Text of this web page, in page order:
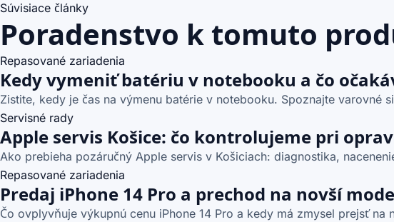
Súvisiace články
Poradenstvo k tomuto
Repasované zariadenia
Kedy vymeniť batériu v notebooku a čo
Zistite, kedy je čas na výmenu batérie v notebooku. Spoznajte varovné
Servisné rady
Apple servis Košice: čo kontrolujeme pri
Ako prebieha pozáručný Apple servis v Košiciach: diagnostika,
Repasované zariadenia
Predaj iPhone 14 Pro a prechod na novší
Čo ovplyvňuje výkupnú cenu iPhone 14 Pro a kedy má zmysel prejsť